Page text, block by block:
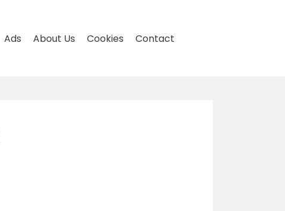
Ads About Us Cookies Contact